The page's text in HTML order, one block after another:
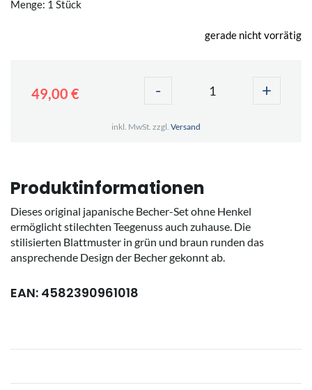
Menge: 1 Stück
gerade nicht vorrätig
49,00 € - +
inkl. MwSt. zzgl. Versand
Produktinformationen
Dieses original japanische Becher-Set ohne Henkel
ermöglicht stilechten Teegenuss auch zuhause. Die
stilisierten Blattmuster in grün und braun runden das
ansprechende Design der Becher gekonnt ab.
EAN: 4582390961018